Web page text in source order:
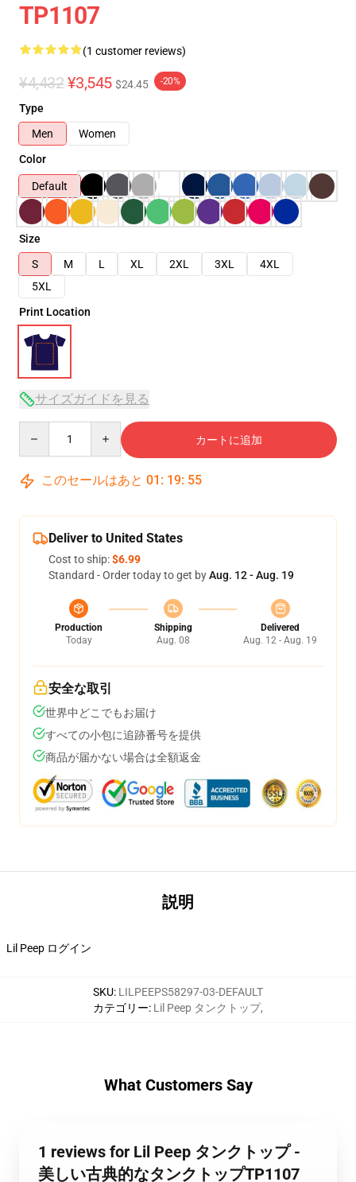
TP1107
(1 customer reviews)
¥4,432 ¥3,545 $24.45 -20%
Type
Men
Women
Color
Default
Size
S
M L XL 2XL 3XL
4XL
5XL
Print Location
サイズガイドを見る
カートに追加
このセールはあと 01 : 19: 54
Deliver to United States
Cost to ship:$6.99
Standard - Order today to get byAug. 12 - Aug. 19
Production
Today
Shipping
Aug. 08
Delivered
Aug. 12 - Aug. 19
安全な取引
世界中どこでもお届け
すべての小包に追跡番号を提供
商品が届かない場合は全額返金
説明
Lil Peep ログイン
SKU: LILPEEPS58297-03-DEFAULT
カテゴリー: Lil Peep タンクトップ,
What Customers Say
1 reviews for Lil Peep タンクトップ -
美しい古典的なタンクトップTP1107